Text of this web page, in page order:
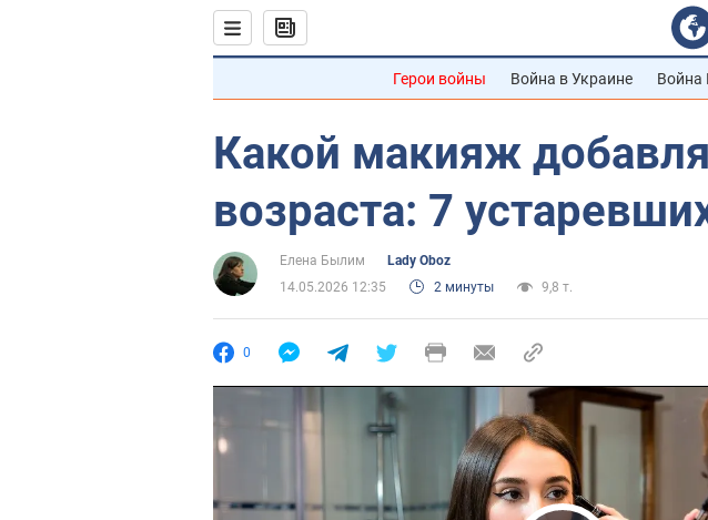
Герои войны Война в Украине Война
Какой макияж
возраста: 7
Елена Былим
Lady Oboz
14.05.2026 12:35
2 минуты 9,8 т.
0